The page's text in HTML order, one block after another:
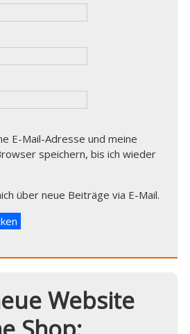
E-Mail-Adresse und meine
speichern, bis ich wieder
über neue Beiträge via E-Mail.
Website